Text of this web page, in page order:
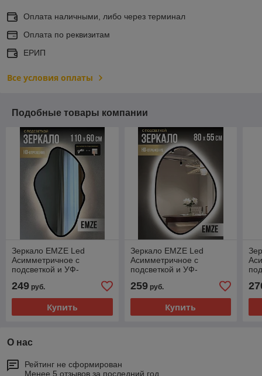
Оплата наличными, либо через терминал
Оплата по реквизитам
ЕРИП
Все условия оплаты
Подобные товары компании
Зеркало EMZE Led
Асимметричное с
подсветкой и УФ-
(черный)
249 руб.
Купить
Зеркало EMZE Led
Асимметричное с
подсветкой и УФ-
(черный)
259руб.
Купить
О нас
Рейтинг не сформирован
Менее 5 отзывов за последний год